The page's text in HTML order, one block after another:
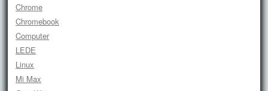
Chrome
Chromebook
Computer
LEDE
Linux
Mi Max